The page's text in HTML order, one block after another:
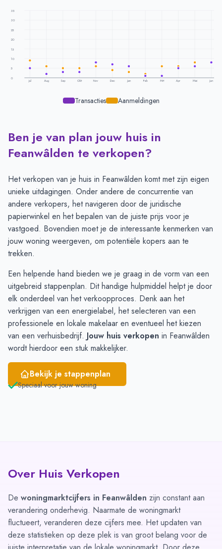
35
30
25
20
15
10
5
0
Jul Aug Sep Okt Nov Dec Jan Feb Mrt Apr Mei Jun
Transacties Aanmeldingen
Transacties en aanmeldingen per maand - Feanwalden
Maand
Transacties
Aanmeldingen
Juli
5
9
Augustus
September
3
5
Oktober
3
November
8
December
4
Januari
6
3
Februari
April
5
6
Mei
6
8
Juni
8 8
Ben je van plan jouw huis in
Feanwâlden te verkopen?
Het verkopen van je huis in Feanwâlden komt met zijn eigen
unieke uitdagingen. Onder andere de concurrentie van
andere verkopers, het navigeren door de juridische
papierwinkel en het bepalen van de juiste prijs voor je
vastgoed. Bovendien moet je de interessante kenmerken van
jouw woning weergeven, om potentiële kopers aan te
trekken.
Een helpende hand bieden we je graag in de vorm van een
uitgebreid stappenplan. Dit handige hulpmiddel helpt je door
elk onderdeel van het verkoopproces. Denk aan het
verkrijgen van een energielabel, het selecteren van een
professionele en lokale makelaar en eventueel het kiezen
van een verhuisbedrijf. Jouw huis verkopen in Feanwâlden
wordt hierdoor een stuk makkelijker.
Bekijk je stappenplan
Speciaal voor jouw woning
Over Huis Verkopen
De woningmarktcijfers in Feanwâlden zijn constant aan
verandering onderhevig. Naarmate de woningmarkt
fluctueert, veranderen deze cijfers mee. Het updaten van
deze statistieken op deze plek is van groot belang voor de